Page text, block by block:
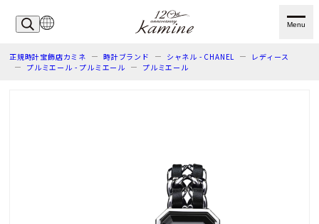
Menu
正規時計宝飾店カミネ 時計ブランド シャネル - CHANEL
レディース
プルミエール - プルミエール
プルミエール